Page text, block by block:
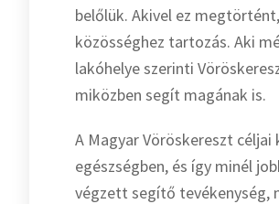
belőlük. Akivel ez
közösséghez tartozás. Aki
lakóhelye szerinti
miközben segít magának is.
A Magyar Vöröskereszt
egészségben, és így minél
végzett segítő tevékenység,